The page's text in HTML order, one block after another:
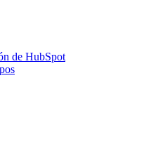
de HubSpot